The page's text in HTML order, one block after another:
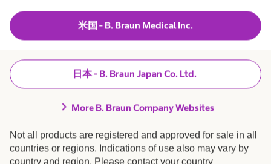
米国 - B. Braun Medical Inc.
日本 - B. Braun Japan Co. Ltd.
chevron_right More B. Braun Company Websites
Not all products are registered and approved for sale in all
countries or regions. Indications of use also may vary by
country and region. Please contact your country
「Diversity 多様性」は、「Trust 信頼」
「Accountability 責任」とともに、ビー・ブラ
ウンエースクラップの企業カルチャーを成す
ものです。私たちはこれからも、「Diversity
多様性」を推進してまいります。